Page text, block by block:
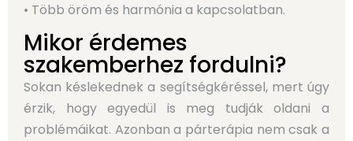
• Több öröm és harmónia a kapcsolatban.
Mikor érdemes
szakemberhez fordulni?
Sokan késlekednek a segítségkéréssel, mert úgy
érzik, hogy egyedül is meg tudják oldani a
problémáikat. Azonban a párterápia nem csak a